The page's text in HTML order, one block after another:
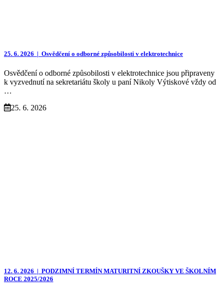
25. 6. 2026 | Osvědčení o odborné způsobilosti v elektrotechnice
Osvědčení o odborné způsobilosti v elektrotechnice jsou připraveny
k vyzvednutí na sekretariátu školy u paní Nikoly Výtiskové vždy od
…
25. 6. 2026
12. 6. 2026 | PODZIMNÍ TERMÍN MATURITNÍ ZKOUŠKY VE ŠKOLNÍM
ROCE 2025/2026